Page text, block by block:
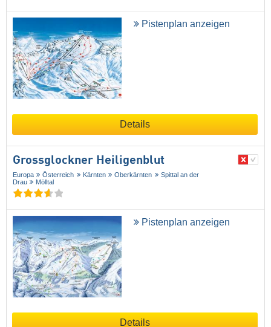
Pistenplan anzeigen
Details
Grossglockner Heiligenblut
Europa Österreich Kärnten Oberkärnten
Spittal an der
Drau
Mölltal
Pistenplan anzeigen
Details